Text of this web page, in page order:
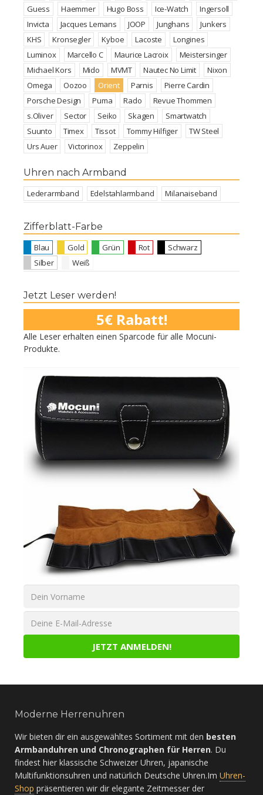
Guess
Haemmer Hugo Boss Ice-Watch
Ingersoll
Invicta
Jacques Lemans JOOP Junghans
Junkers
KHS
Kronsegler Kyboe Lacoste
Longines
Luminox
Marcello C Maurice Lacroix
Meistersinger
Michael Kors
Mido MVMT Nautec No Limit
Nixon
Omega
Oozoo Orient Parnis
Pierre Cardin
Porsche Design
Puma Rado
Revue Thommen
s.Oliver
Sector Seiko Skagen
Smartwatch
Suunto
Timex Tissot Tommy Hilfiger
TW Steel
Urs Auer
Victorinox Zeppelin
Uhren nach Armband
Lederarmband Edelstahlarmband Milanaiseband
Zifferblatt-Farbe
Blau Gold Grün Rot
Schwarz
Silber
Weiß
Jetzt Leser werden!
5€ Rabatt!
Alle Leser erhalten einen Sparcode für alle Mocuni-
Produkte.
Moderne Herrenuhren
Wir bieten dir ein ausgewähltes Sortiment mit den besten
Armbanduhren und Chronographen für Herren. Du
findest hier klassische Schweizer Uhren, japanische
Multifunktionsuhren und natürlich Deutsche Uhren.Im Uhren-
Shop präsentieren wir dir elegante Zeitmesser der